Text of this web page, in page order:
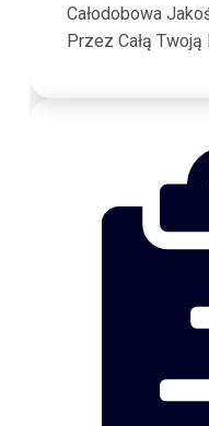
Całodobowa
Przez Całą